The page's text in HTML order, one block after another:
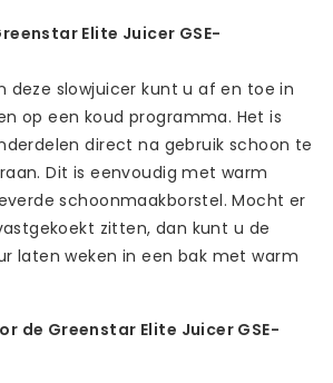
Elite Juicer GSE-
deze slowjuicer kunt u af en toe in
op een koud programma. Het is
direct na gebruik schoon te
Dit is eenvoudig met warm
schoonmaakborstel. Mocht er
zitten, dan kunt u de
laten weken in een bak met warm
de Greenstar Elite Juicer GSE-